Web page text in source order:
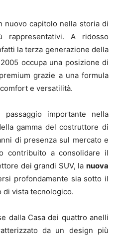
nuovo capitolo nella storia di
A ridosso
la terza generazione della
occupa una posizione di
grazie a una formula
e versatilità.
passaggio importante nella
gamma del costruttore di
di presenza sul mercato e
contribuito a consolidare il
dei grandi SUV, la nuova
profondamente sia sotto il
vista tecnologico.
dalla Casa dei quattro anelli
da un design più